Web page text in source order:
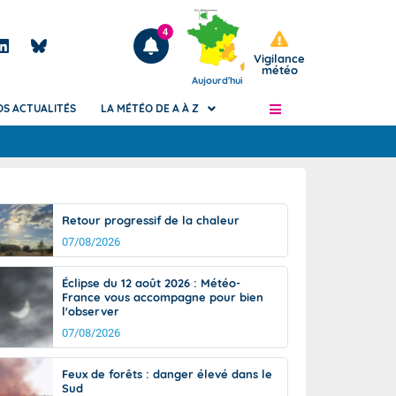
Articles
4
Aujourd'hui
Vigilance
météo
de
Phénomènes dangereux de J+2 à J+7
Avertissement pluies intenses à l'échelle
des communes (Apic)
Bulletins Marine
Bulletins d'estimation du risque
d'avalanche
Météo des forêts
Vigicrues
ACTUALITÉS LA MÉTÉO DE A À Z
Retour progressif de la chaleur
07/08/2026
Éclipse du 12 août 2026 : Météo-
France vous accompagne pour bien
l'observer
07/08/2026
Feux de forêts : danger élevé dans le
Sud